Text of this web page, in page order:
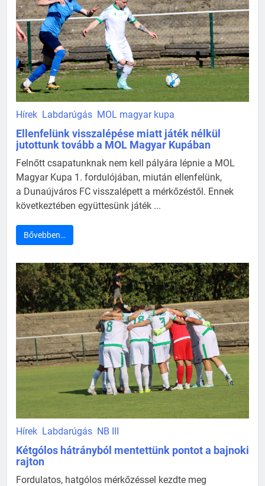
Hírek Labdarúgás MOL magyar kupa
Ellenfelünk visszalépése miatt játék nélkül
jutottunk tovább a MOL Magyar Kupában
Felnőtt csapatunknak nem kell pályára lépnie a MOL
Magyar Kupa 1. fordulójában, miután ellenfelünk,
a Dunaújváros FC visszalépett a mérkőzéstől. Ennek
következtében együttesünk játék ...
Bővebben…
Hírek Labdarúgás NB III
Kétgólos hátrányból mentettünk pontot a bajnoki
rajton
Fordulatos, hatgólos mérkőzéssel kezdte meg